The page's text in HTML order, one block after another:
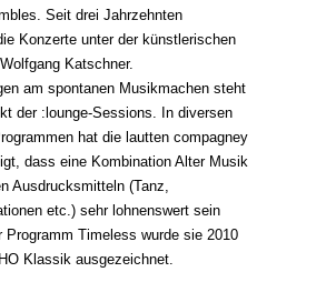
Seit drei Jahrzehnten
Konzerte unter der künstlerischen
Katschner.
am spontanen Musikmachen steht
der :lounge-Sessions. In diversen
hat die lautten compagney
dass eine Kombination Alter Musik
Ausdrucksmitteln (Tanz,
etc.) sehr lohnenswert sein
Programm Timeless wurde sie 2010
Klassik ausgezeichnet.